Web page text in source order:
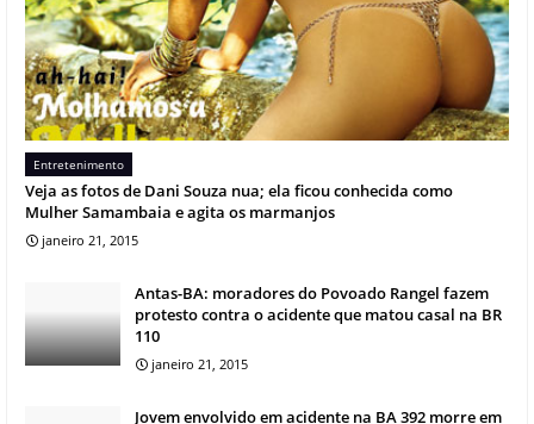
Entretenimento
Veja as fotos de Dani Souza nua; ela ficou conhecida como
Mulher Samambaia e agita os marmanjos
janeiro 21, 2015
Antas-BA: moradores do Povoado Rangel fazem
protesto contra o acidente que matou casal na BR
110
janeiro 21, 2015
Jovem envolvido em acidente na BA 392 morre em